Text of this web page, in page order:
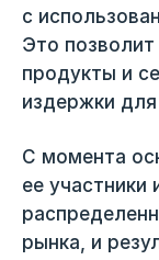
с
Это
продукты и
издержки для
С момента
ее участники
рынка, и